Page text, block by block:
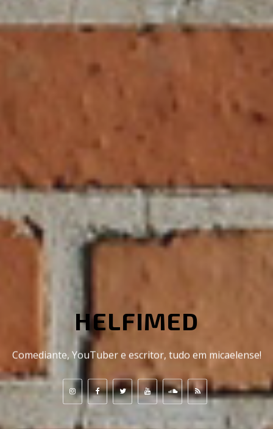
HELFIMED
Comediante, YouTuber e escritor, tudo em micaelense!